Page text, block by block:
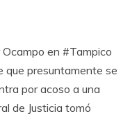
en #Tampico
que presuntamente se
por acoso a una
de Justicia tomó